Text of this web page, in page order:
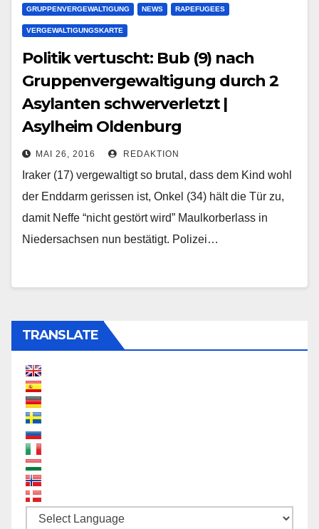
GRUPPENVERGEWALTIGUNG NEWS RAPEFUGEES
VERGEWALTIGUNGSKARTE
Politik vertuscht: Bub (9) nach
Gruppenvergewaltigung durch 2
Asylanten schwerverletzt |
Asylheim Oldenburg
MAI 26, 2016 REDAKTION
Iraker (17) vergewaltigt so brutal, dass dem Kind wohl
der Enddarm gerissen ist, Onkel (34) hält die Tür zu,
damit Neffe “nicht gestört wird” Maulkorberlass in
Niedersachsen nun bestätigt. Polizei…
TRANSLATE